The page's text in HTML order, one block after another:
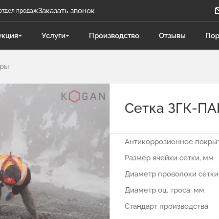
продажЗаказать звонок
Задать вопрос
Поликарпова Светлана
Отдел продаж Гидравлика
Услуги Производство Отзывы
Сетка ЗГК-
Антикоррозионное
Размер ячейки сетки, мм
Диаметр проволоки
Диаметр оц. троса, мм
Стандарт производства